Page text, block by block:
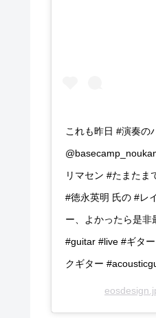
これも昨日 #演奏の
リマセン #たまた
#徳永英明 氏の #レ
ー、よかったら是
#guitar #live #ギタ
クギター